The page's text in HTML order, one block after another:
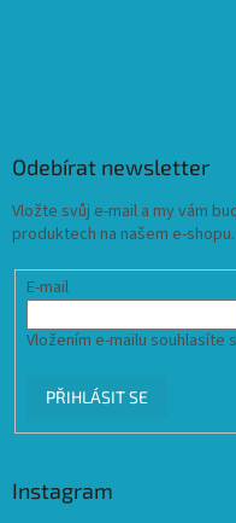
Odebírat newsletter
Vložte svůj e-mail a my vám
produktech na našem e-shopu.
E-mail
Vložením e-mailu souhlasíte s
PŘIHLÁSIT SE
Instagram